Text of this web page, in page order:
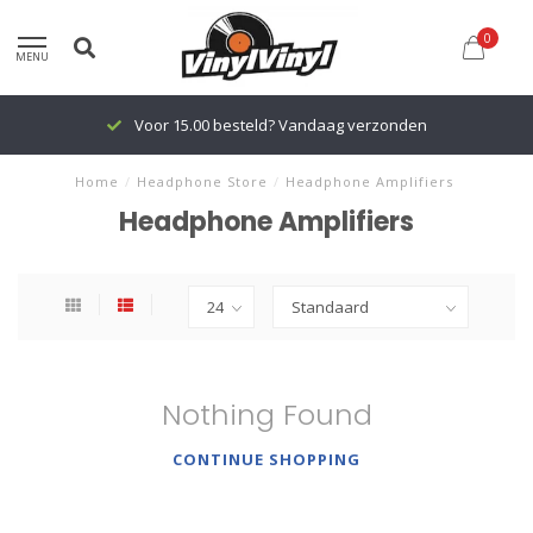
MENU
0
Voor 15.00 besteld? Vandaag verzonden
Home / Headphone Store / Headphone Amplifiers
Headphone Amplifiers
Nothing Found
CONTINUE SHOPPING